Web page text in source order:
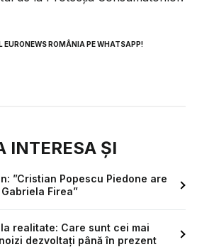
EURONEWS ROMÂNIA PE WHATSAPP!
INTERESA ȘI
”Cristian Popescu Piedone are
Firea”
realitate: Care sunt cei mai
dezvoltați până în prezent